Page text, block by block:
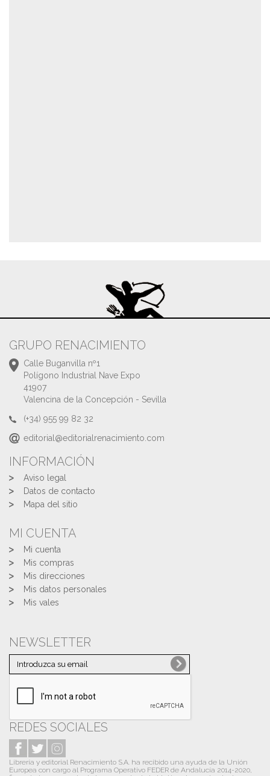
GRUPO RENACIMIENTO
Calle Buganvilla nº1
Polígono Industrial Nave Expo
41907
Valencina de la Concepción - Sevilla
(+34) 955 99 82 32
editorial@editorialrenacimiento.com
INFORMACIÓN
Aviso legal
Datos de contacto
Mapa del sitio
MI CUENTA
Mi cuenta
Mis compras
Mis direcciones
Mis datos personales
Mis vales
NEWSLETTER
REDES SOCIALES
Librería y editorial Renacimiento S.A. ha recibido una ayuda de la Unión
Europea con cargo al Programa Operativo FEDER de Andalucía 2014-2020,